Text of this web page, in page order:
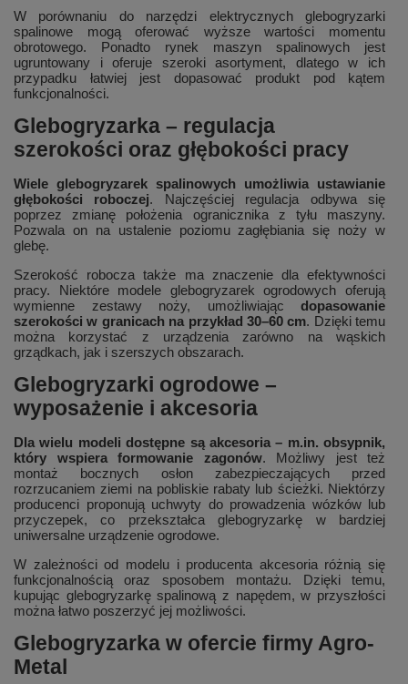
W porównaniu do narzędzi elektrycznych glebogryzarki
spalinowe mogą oferować wyższe wartości momentu
obrotowego. Ponadto rynek maszyn spalinowych jest
ugruntowany i oferuje szeroki asortyment, dlatego w ich
przypadku łatwiej jest dopasować produkt pod kątem
funkcjonalności.
Glebogryzarka – regulacja
szerokości oraz głębokości pracy
Wiele glebogryzarek spalinowych umożliwia ustawianie
głębokości roboczej. Najczęściej regulacja odbywa się
poprzez zmianę położenia ogranicznika z tyłu maszyny.
Pozwala on na ustalenie poziomu zagłębiania się noży w
glebę.
Szerokość robocza także ma znaczenie dla efektywności
pracy. Niektóre modele glebogryzarek ogrodowych oferują
wymienne zestawy noży, umożliwiając dopasowanie
szerokości w granicach na przykład 30–60 cm. Dzięki temu
można korzystać z urządzenia zarówno na wąskich
grządkach, jak i szerszych obszarach.
Glebogryzarki ogrodowe –
wyposażenie i akcesoria
Dla wielu modeli dostępne są akcesoria – m.in. obsypnik,
który wspiera formowanie zagonów. Możliwy jest też
montaż bocznych osłon zabezpieczających przed
rozrzucaniem ziemi na pobliskie rabaty lub ścieżki. Niektórzy
producenci proponują uchwyty do prowadzenia wózków lub
przyczepek, co przekształca glebogryzarkę w bardziej
uniwersalne urządzenie ogrodowe.
W zależności od modelu i producenta akcesoria różnią się
funkcjonalnością oraz sposobem montażu. Dzięki temu,
kupując glebogryzarkę spalinową z napędem, w przyszłości
można łatwo poszerzyć jej możliwości.
Glebogryzarka w ofercie firmy Agro-
Metal